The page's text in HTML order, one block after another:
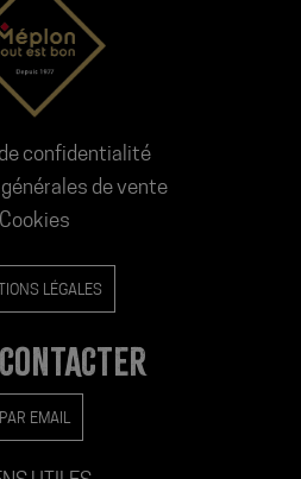
LÉGALES
confidentialité
de vente
Cookies
PAR EMAIL